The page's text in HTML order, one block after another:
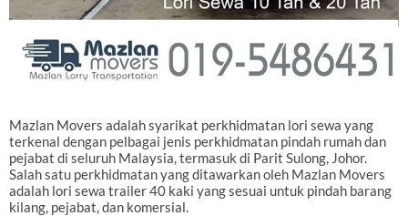
Mazlan Movers adalah syarikat perkhidmatan lori sewa yang
terkenal dengan pelbagai jenis perkhidmatan pindah rumah dan
pejabat di seluruh Malaysia, termasuk di Parit Sulong, Johor.
Salah satu perkhidmatan yang ditawarkan oleh Mazlan Movers
adalah lori sewa trailer 40 kaki yang sesuai untuk pindah barang
kilang, pejabat, dan komersial.